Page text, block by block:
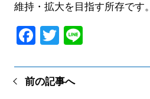
維持・拡大を目指す所存です。
Facebook
Twitter
Line
前の記事へ